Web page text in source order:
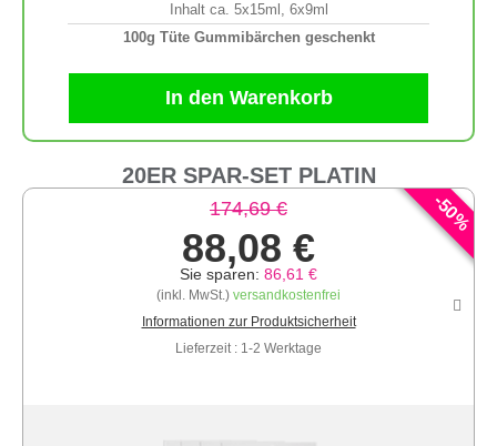
Inhalt ca. 5x15ml, 6x9ml
100g Tüte Gummibärchen geschenkt
In den Warenkorb
20ER SPAR-SET PLATIN
-
50
%
174,69 €
88,08 €
Sie sparen: 86,61 €
(inkl. MwSt.) versandkostenfrei
Informationen zur Produktsicherheit
Lieferzeit : 1-2 Werktage